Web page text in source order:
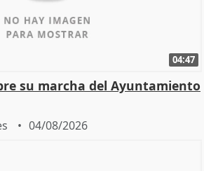
04:47
su marcha del Ayuntamiento
04/08/2026